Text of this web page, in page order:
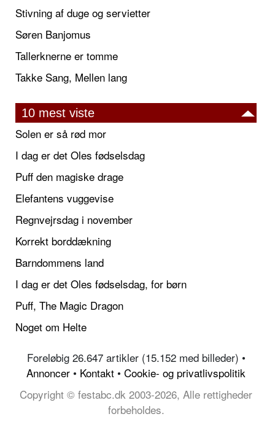
Stivning af duge og servietter
Søren Banjomus
Tallerknerne er tomme
Takke Sang, Mellen lang
10 mest viste
Solen er så rød mor
I dag er det Oles fødselsdag
Puff den magiske drage
Elefantens vuggevise
Regnvejrsdag i november
Korrekt borddækning
Barndommens land
I dag er det Oles fødselsdag, for børn
Puff, The Magic Dragon
Noget om Helte
Foreløbig 26.647 artikler (15.152 med billeder) •
Annoncer • Kontakt • Cookie- og privatlivspolitik
Copyright © festabc.dk 2003-2026, Alle rettigheder
forbeholdes.